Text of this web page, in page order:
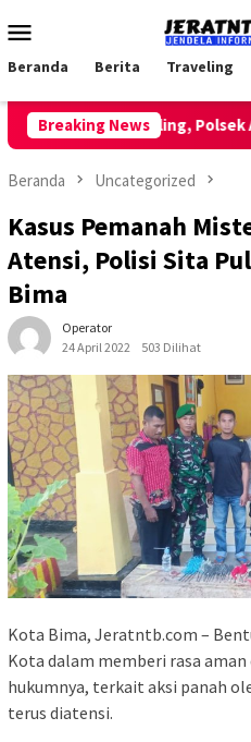
ke
Mobile
Beranda Berita Traveling
Breaking News
Patroli Keliling, Polsek
Beranda Uncategorized
Kasus Pemanah
Atensi, Polisi Sita
Bima
Operator
24 April 2022
503 Dilihat
Kota Bima, Jeratntb.com –
Kota dalam memberi rasa
hukumnya, terkait aksi panah
terus diatensi.